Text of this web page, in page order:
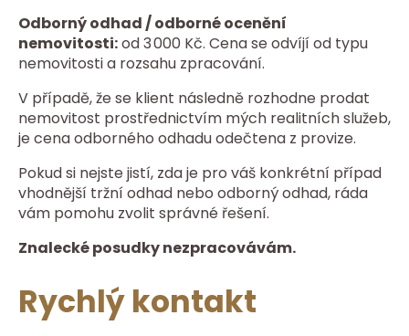
Odborný odhad / odborné ocenění
nemovitosti:od 3 000 Kč. Cena se odvíjí od typu
nemovitosti a rozsahu zpracování.
V případě, že se klient následně rozhodne prodat
nemovitost prostřednictvím mých realitních služeb,
je cena odborného odhadu odečtena z provize.
Pokud si nejste jistí, zda je pro váš konkrétní případ
vhodnější tržní odhad nebo odborný odhad, ráda
vám pomohu zvolit správné řešení.
Znalecké posudky nezpracovávám.
Rychlý kontakt